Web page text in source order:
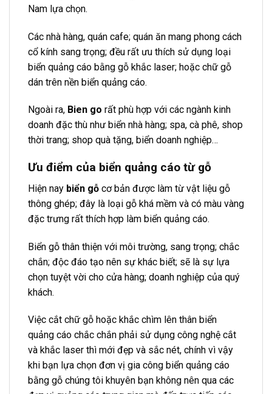
Nam lựa chọn.
Các nhà hàng, quán cafe; quán ăn mang phong cách
cổ kính sang trọng; đều rất ưu thích sử dụng loại
biển quảng cáo bằng gỗ khắc laser; hoặc chữ gỗ
dán trên nền biển quảng cáo.
Ngoài ra, Bien go rất phù hợp với các ngành kinh
doanh đặc thù như biển nhà hàng; spa, cà phê, shop
thời trang; shop quà tặng, biển doanh nghiệp…
Ưu điểm của biển quảng cáo từ gỗ
Hiện nay biển gỗ cơ bản được làm từ vật liệu gỗ
thông ghép; đây là loại gỗ khá mềm và có màu vàng
đặc trưng rất thích hợp làm biển quảng cáo.
Biển gỗ thân thiện với môi trường, sang trọng; chắc
chắn; độc đáo tạo nên sự khác biết; sẽ là sự lựa
chọn tuyệt vời cho cửa hàng; doanh nghiệp của quý
khách.
Việc cắt chữ gỗ hoặc khắc chìm lên thân biển
quảng cáo chắc chắn phải sử dụng công nghệ cắt
và khắc laser thì mới đẹp và sắc nét, chính vì vậy
khi bạn lựa chọn đơn vị gia công biển quảng cáo
bằng gỗ chúng tôi khuyên bạn không nên qua các